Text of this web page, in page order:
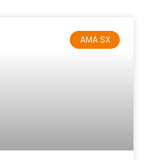
AMA SX